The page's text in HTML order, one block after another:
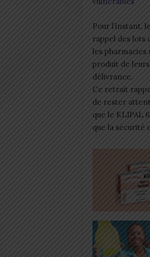
Pour l’instant,
rappel des lots
les
produit de
délivrance.
Ce retrait
de rester
que le KLIPAL
que la sécurité